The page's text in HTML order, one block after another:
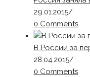
29.01.2015/
0 Comments
В России за
28.04.2015/
0 Comments